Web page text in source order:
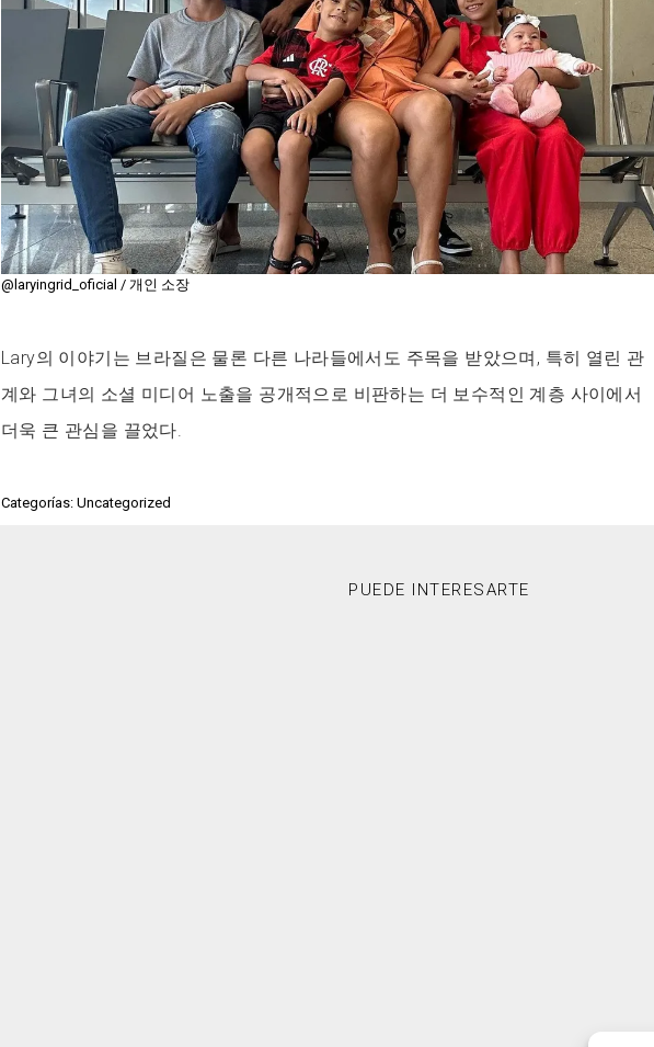
@laryingrid_oficial / 개인 소장
Lary의 이야기는 브라질은 물론 다른 나라들에서도 주목을 받았으며, 특히 열린 관
계와 그녀의 소셜 미디어 노출을 공개적으로 비판하는 더 보수적인 계층 사이에서
더욱 큰 관심을 끌었다.
Categorías: Uncategorized
PUEDE INTERESARTE